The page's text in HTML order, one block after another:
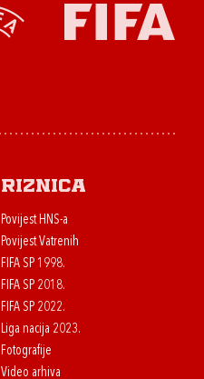
Riznica
Povijest HNS-a
Povijest Vatrenih
FIFA SP 1998.
FIFA SP 2018.
FIFA SP 2022.
Liga nacija 2023.
Fotografije
Video arhiva